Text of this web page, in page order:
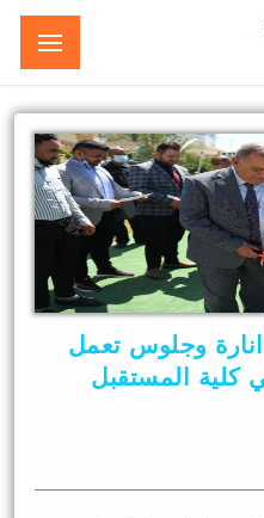
وجلوس تعمل
كلية المستقبل